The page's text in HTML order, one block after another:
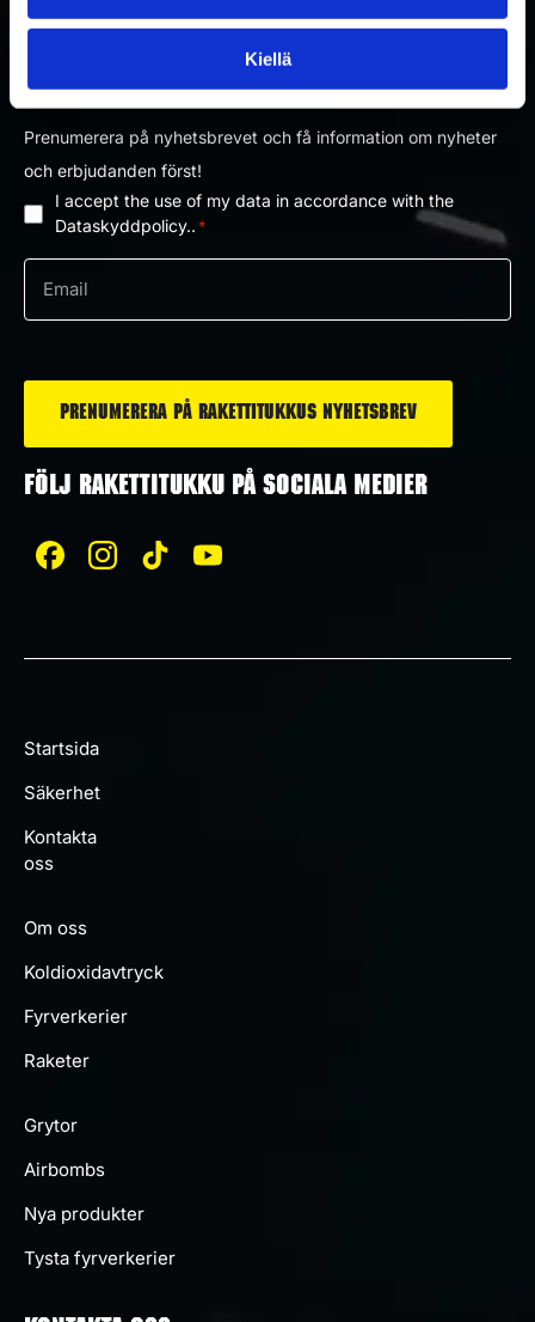
Kiellä
PRENUMERERA PÅ RAKETTITUKKU
NYHETSBREV
Prenumerera på nyhetsbrevet och få information om nyheter
och erbjudanden först!
Dataskyddpolicy
*
I accept the use of my data in accordance with the
Dataskyddpolicy.. *
post
FÖLJ RAKETTITUKKU PÅ SOCIALA MEDIER
Startsida
Säkerhet
Kontakta
oss
Om oss
Koldioxidavtryck
Fyrverkerier
Raketer
Grytor
Airbombs
Nya produkter
Tysta fyrverkerier